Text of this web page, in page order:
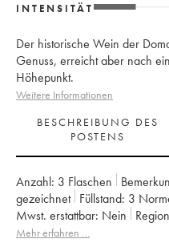
INTENSITÄT
Der historische Wein der
Genuss, erreicht aber nach
Höhepunkt.
Weitere Informationen
BESCHREIBUNG DES
POSTENS
Anzahl: 3 Flaschen
gezeichnet Füllstand: 3
Mwst. erstattbar:
nein
Appellation: Francs Côtes de
Mehr erfahren …